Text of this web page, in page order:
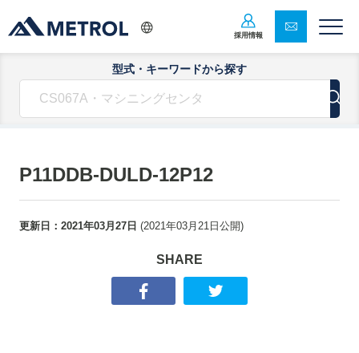
採用情報
型式・キーワードから探す
P11DDB-DULD-12P12
更新日： 2021年03月27日 (2021年03月21日 公開)
SHARE